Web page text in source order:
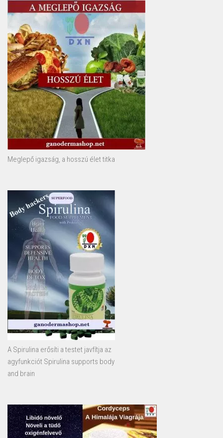
Meglepő igazság, a hosszú élet titka
A Spirulina erősíti a testet javfítja az
agyfunkciót Spirulina supports body
and brain